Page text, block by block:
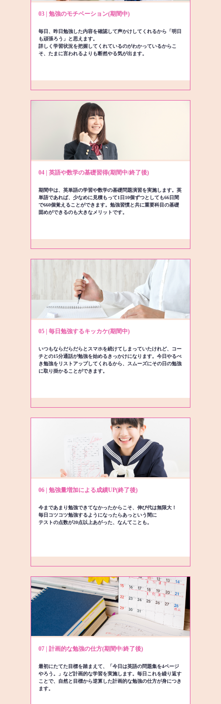
03 | 勉強のモチベーション(期間中)
毎日、昨日勉強した内容を確認して声かけしてくれるから「明日
も頑張ろう」と思えます。
詳しく学習状況を把握してくれているのがわかっているからこ
そ、たまに言われるよりも断然やる気が出ます。
04 | 英語や数学の基礎習得(期間中/終了後)
期間中は、英単語の学習や数学の基礎問題演習を実施します。英
単語であれば、少なめに見積もって1日10個ずつとしても66日間
で660個覚えることができます。勉強習慣と共に重要科目の基礎
固めができるのも大きなメリットです。
05 | 毎日勉強するキッカケ(期間中)
いつもならだらだらとスマホを続けてしまっていたけれど、コー
チとの15分通話が勉強を始めるきっかけになります。今日やるべ
き勉強をリストアップしてくれるから、スムーズにその日の勉強
に取り掛かることができます。
06 | 勉強量増加による成績UP(終了後)
今まであまり勉強できてなかったからこそ、伸び代は無限大！
毎日コツコツ勉強するようになったらあっという間に
テストの点数が20点以上あがった、なんてことも。
07 | 計画的な勉強の仕方(期間中/終了後)
最初にたてた目標を踏まえて、「今日は英語の問題集を4ページ
やろう。」など計画的な学習を実施します。毎日これを繰り返す
ことで、自然と目標から逆算した計画的な勉強の仕方が身につき
ます。